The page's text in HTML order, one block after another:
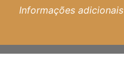
Informações adicionais